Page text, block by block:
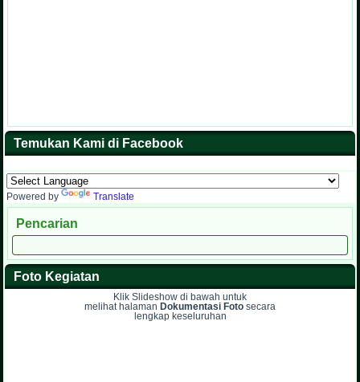
Temukan Kami di Facebook
Powered by Translate
Pencarian
Foto Kegiatan
Klik Slideshow di bawah untuk
melihat halaman Dokumentasi Foto secara
lengkap keseluruhan